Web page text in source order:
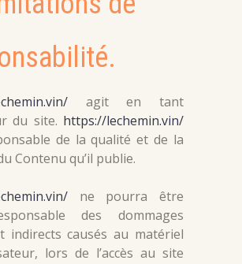
agit en tant
du site. https://lechemin.vin/
de la qualité et de la
Contenu qu’il publie.
ne pourra être
des dommages
indirects causés au matériel
lors de l’accès au site